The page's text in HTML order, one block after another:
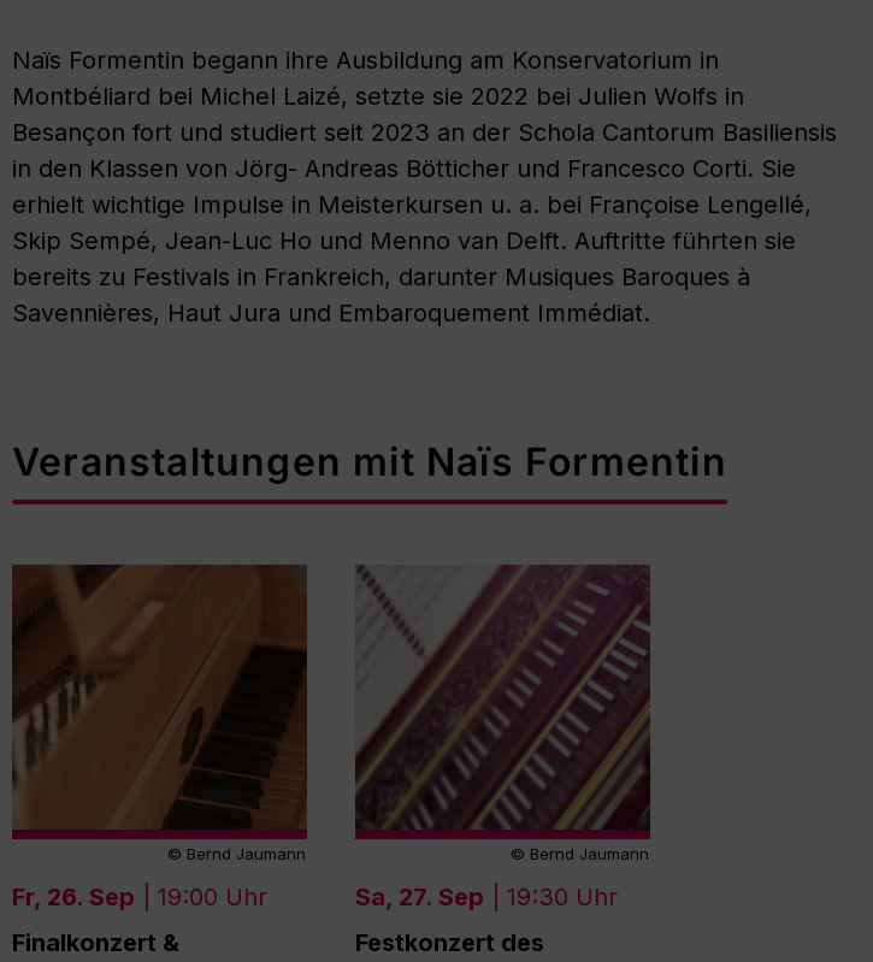
Naïs Formentin begann ihre Ausbildung am Konservatorium in
Montbéliard bei Michel Laizé, setzte sie 2022 bei Julien Wolfs in
Besançon fort und studiert seit 2023 an der Schola Cantorum Basiliensis
in den Klassen von Jörg- Andreas Bötticher und Francesco Corti. Sie
erhielt wichtige Impulse in Meisterkursen u. a. bei Françoise Lengellé,
Skip Sempé, Jean-Luc Ho und Menno van Delft. Auftritte führten sie
bereits zu Festivals in Frankreich, darunter Musiques Baroques à
Savennières, Haut Jura und Embaroquement Immédiat.
Veranstaltungen mit Naïs Formentin
© Bernd Jaumann
Fr, 26. Sep | 19:00 Uhr
Finalkonzert &
© Bernd Jaumann
Sa, 27. Sep | 19:30 Uhr
Festkonzert des